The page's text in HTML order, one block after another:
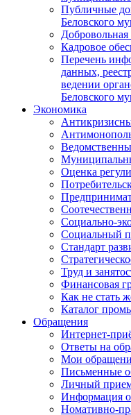
Публичные
Беловского
Кадровое
Перечень
данных,
ведении
Беловского
Экономика
Оценка
Социально-
Социальный
Стандарт
Труд и
Финансовая
Как не стать
Каталог
Обращения
Интернет-
Ответы на
Мои
Письменные
Личный
Информация
Номативно-